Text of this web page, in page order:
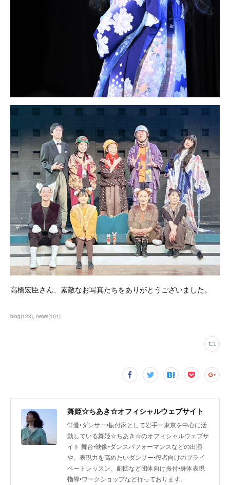
高橋宏臣さん、素敵なお写真たちをありがとうございました。
blog(128) news(101)
舞姫☆ちあき☆オフィシャルウェブサイト
俳優•ダンサー•振付家として岩手ー東京を中心に活
動している舞姫☆ちあき☆のオフィシャルウェブサ
イト 舞台•映像•ダンスパフォーマンスなどの出演
や、表現力を高めたいダンサー•役者向けのプライ
ベートレッスン、劇団など団体向け振付•身体表現
指導•ワークショップなど行っております。